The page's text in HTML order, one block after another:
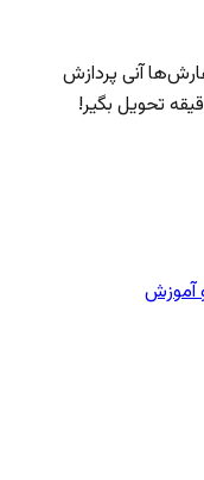
آنی پردازش
آموزش